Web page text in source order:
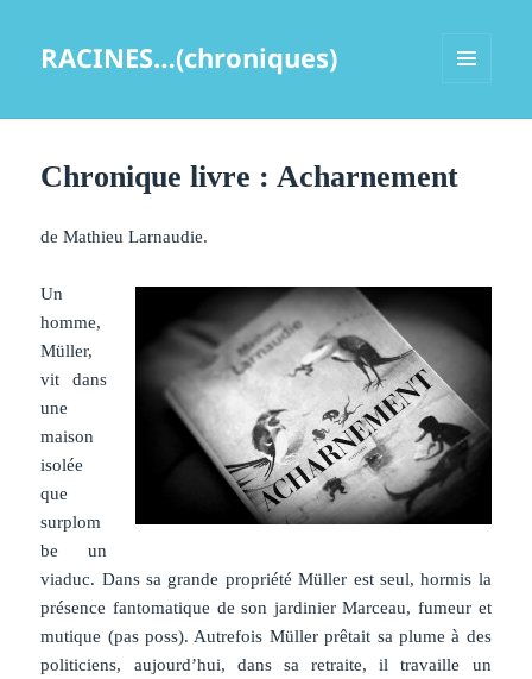
RACINES…(chroniques)
Chronique livre : Acharnement
de Mathieu Larnaudie.
Un
homme,
Müller,
vit dans
une
maison
isolée
que
surplom
be un
viaduc. Dans sa grande propriété Müller est seul, hormis la
présence fantomatique de son jardinier Marceau, fumeur et
mutique (pas poss). Autrefois Müller prêtait sa plume à des
politiciens, aujourd’hui, dans sa retraite, il travaille un